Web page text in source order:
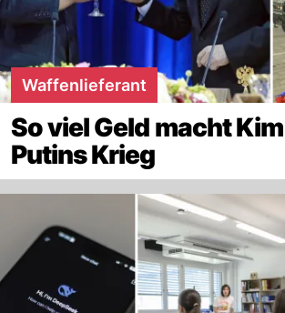
Waffenlieferant
So viel Geld macht
Putins Krieg